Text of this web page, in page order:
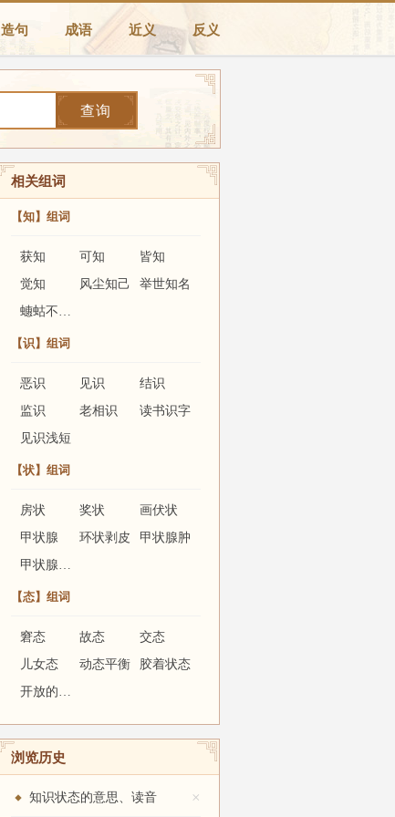
造句 成语 近义 反义
查询
相关组词
【知】组词
获知 可知
皆知
觉知
风尘知己
举世知名
蟪蛄不知春秋
【识】组词
恶识 见识
结识
监识
老相识
读书识字
见识浅短
【状】组词
房状 奖状
画伏状
甲状腺
环状剥皮
甲状腺肿
甲状腺机能亢进
【态】组词
窘态 故态
交态
儿女态
动态平衡
胶着状态
开放的态度
浏览历史
知识状态的意思、读音 ×